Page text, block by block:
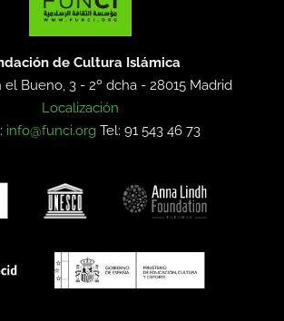
de Cultura Islámica
el Bueno, 3 - 2º dcha -28015 Madrid
Localización
info@funci.org Tel: 91 543 46 73